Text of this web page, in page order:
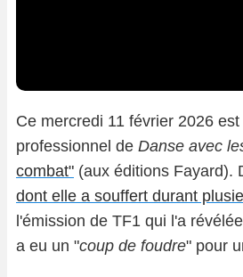
Ce mercredi 11 février 2026
professionnel de Danse avec
combat" (aux éditions Fayard).
dont elle a souffert durant
l'émission de TF1 qui l'a
a eu un "coup de foudre" pour